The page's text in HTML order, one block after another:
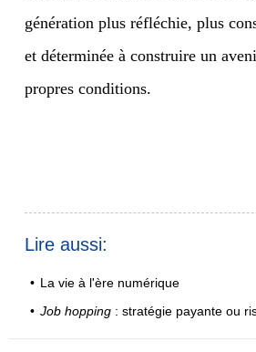
génération plus réfléchie, plus
et déterminée à construire un
propres conditions.
Lire aussi:
• La vie à l'ère numérique
• Job hopping : stratégie payante ou